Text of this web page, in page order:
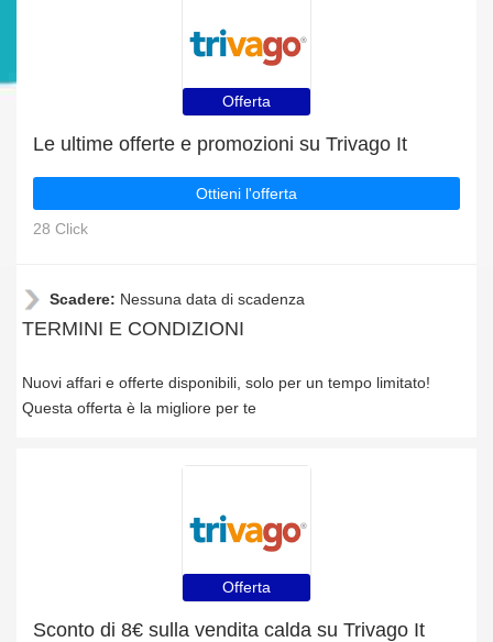
Offerta
Le ultime offerte e promozioni su Trivago It
Ottieni l'offerta
28 Click
Scadere: Nessuna data di scadenza
TERMINI E CONDIZIONI
Nuovi affari e offerte disponibili, solo per un tempo limitato!
Questa offerta è la migliore per te
Offerta
Sconto di 8€ sulla vendita calda su Trivago It